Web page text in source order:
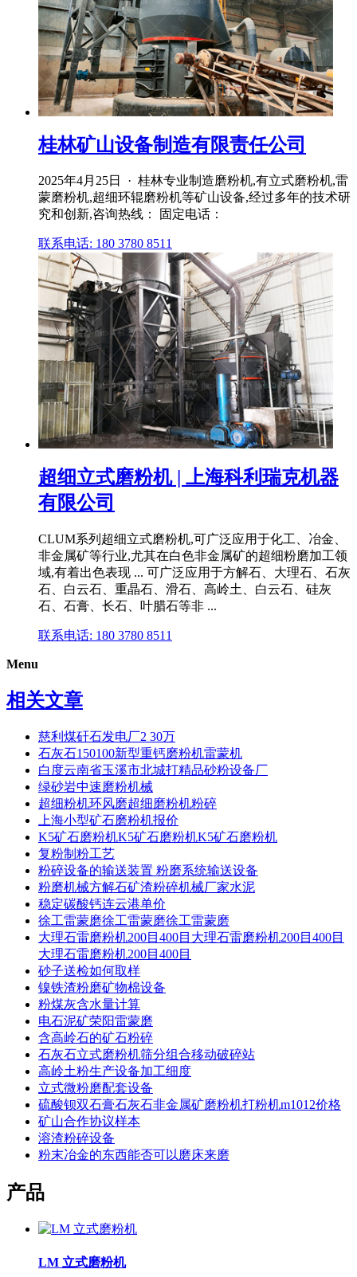
桂林矿山设备制造有限责任公司
2025年4月25日 · 桂林专业制造磨粉机,有立式磨粉机,雷
蒙磨粉机,超细环辊磨粉机等矿山设备,经过多年的技术研
究和创新,咨询热线： 固定电话：
联系电话: 180 3780 8511
超细立式磨粉机 | 上海科利瑞克机器
有限公司
CLUM系列超细立式磨粉机,可广泛应用于化工、冶金、
非金属矿等行业,尤其在白色非金属矿的超细粉磨加工领
域,有着出色表现 ... 可广泛应用于方解石、大理石、石灰
石、白云石、重晶石、滑石、高岭土、白云石、硅灰
石、石膏、长石、叶腊石等非 ...
联系电话: 180 3780 8511
Menu
相关文章
慈利煤矸石发电厂2 30万
石灰石150100新型重钙磨粉机雷蒙机
白度云南省玉溪市北城打精品砂粉设备厂
绿砂岩中速磨粉机械
超细粉机环风磨超细磨粉机粉碎
上海小型矿石磨粉机报价
K5矿石磨粉机K5矿石磨粉机K5矿石磨粉机
复粉制粉工艺
粉碎设备的输送装置 粉磨系统输送设备
粉磨机械方解石矿渣粉碎机械厂家水泥
稳定碳酸钙连云港单价
徐工雷蒙磨徐工雷蒙磨徐工雷蒙磨
大理石雷磨粉机200目400目大理石雷磨粉机200目400目
大理石雷磨粉机200目400目
砂子送检如何取样
镍铁渣粉磨矿物棉设备
粉煤灰含水量计算
电石泥矿荣阳雷蒙磨
含高岭石的矿石粉碎
石灰石立式磨粉机筛分组合移动破碎站
高岭土粉生产设备加工细度
立式微粉磨配套设备
硫酸钡双石膏石灰石非金属矿磨粉机打粉机m1012价格
矿山合作协议样本
溶渣粉碎设备
粉末冶金的东西能否可以磨床来磨
产品
LM 立式磨粉机